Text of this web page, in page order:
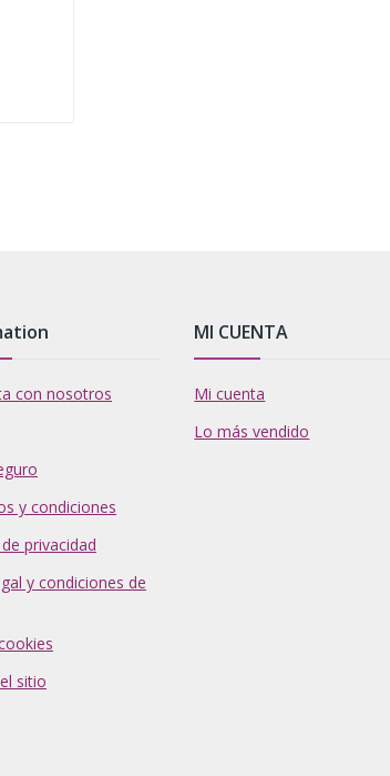
con nosotros
y condiciones
privacidad
y condiciones de
sitio
MI CUENTA
Mi cuenta
Lo más vendido